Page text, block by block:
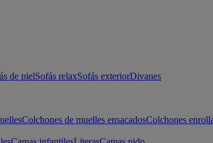
de pielSofás relaxSofás exteriorDivanes
Colchones de muelles ensacadosColchones